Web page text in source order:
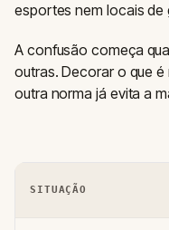
esportes nem locais de
A confusão começa
outras. Decorar o que
outra norma já evita a
SITUAÇÃO